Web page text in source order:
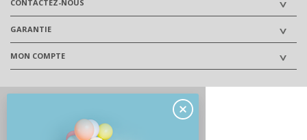
CONTACTEZ-NOUS
GARANTIE
MON COMPTE